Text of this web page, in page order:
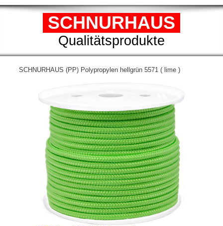
SCHNURHAUS
Qualitätsprodukte
SCHNURHAUS (PP) Polypropylen hellgrün 5571 ( lime )